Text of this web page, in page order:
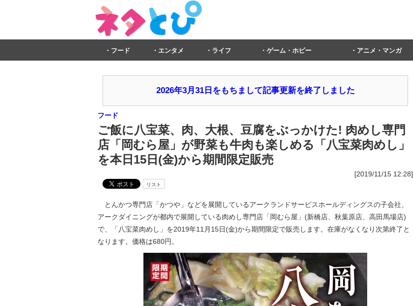
フード エンタメ ライフ ゲーム・ホビー アニメ・マンガ
2026年3月31日をもちまして記事更新を終了しました
フード
ご飯に八宝菜、肉、大根、豆腐をぶっかけた! 肉めし専門
店「岡むら屋」が野菜も牛肉も楽しめる「八宝菜肉めし」
を本日15日(金)から期間限定販売
[2019/11/15 12:28]
リスト
とんかつ専門店「かつや」などを展開しているアークランドサービスホールディングスの子会社、
アークダイニングが都内で展開している肉めし専門店「岡むら屋」(新橋店、秋葉原店、高田馬場店)
で、「八宝菜肉めし」を2019年11月15日(金)から期間限定で販売します。在庫がなくなり次第終了と
なります。価格は680円。